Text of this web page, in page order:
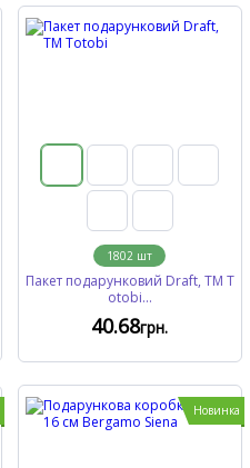
1802 шт
Пакет подарунковий Draft, TM T
otobi...
40.68грн.
Новинка